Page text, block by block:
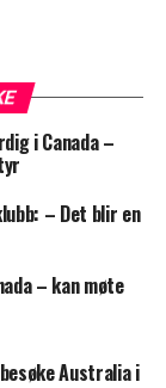
i Canada –
– Det blir en
– kan møte
Australia i